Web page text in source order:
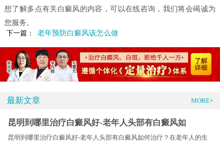
想了解多点有关白癜风的内容，可以在线咨询，我们将会竭诚为
您服务。
下一篇： 老年预防白癜风该怎么做
最新文章 MORE+
昆明到哪里治疗白癜风好-老年人头部有白癜风如
昆明到哪里治疗白癜风好-老年人头部有白癜风如何治疗？在老年人的生